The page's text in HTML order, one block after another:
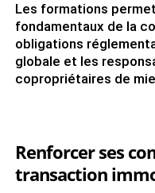
Les formations
fondamentaux de la
obligations
globale et les
copropriétaires de
Renforcer ses
transaction